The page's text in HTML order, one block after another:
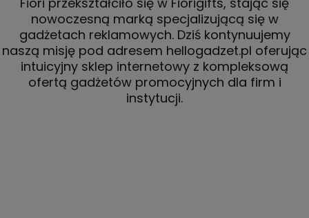
nowoczesną marką specjalizującą się w
gadżetach reklamowych. Dziś kontynuujemy
naszą misję pod adresem hellogadzet.pl oferując
intuicyjny sklep internetowy z kompleksową
ofertą gadżetów promocyjnych dla firm i
instytucji.